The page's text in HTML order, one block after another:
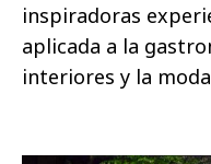
inspiradoras
aplicada a la
interiores y la